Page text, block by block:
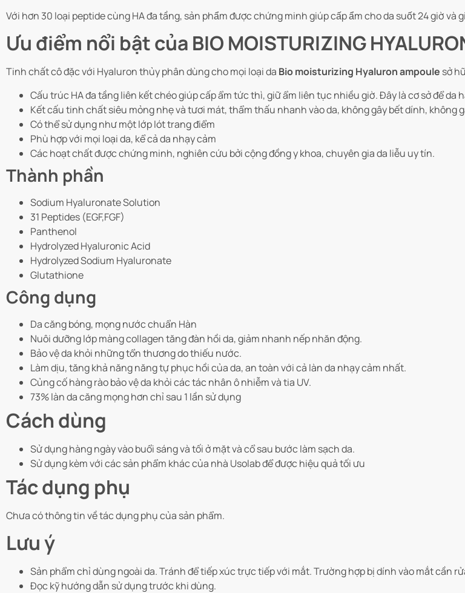
Với hơn 30 loại peptide cùng HA đa tầng, sản phẩm được chứng minh giúp cấp ẩm cho da suốt 24 giờ và
Ưu điểm nổi bật của BIO MOISTURIZING
Tinh chất cô đặc với Hyaluron thủy phân dùng cho mọi loại da Bio moisturizing Hyaluron ampoule sở
Cấu trúc HA đa tầng liên kết chéo giúp cấp ẩm tức thì, giữ ẩm liên tục nhiều giờ. Đây là cơ sở để da
Kết cấu tinh chất siêu mỏng nhẹ và tươi mát, thẩm thấu nhanh vào da, không gây bết dính, không
Có thể sử dụng như một lớp lót trang điểm
Phù hợp với mọi loại da, kể cả da nhạy cảm
Các hoạt chất được chứng minh, nghiên cứu bởi cộng đồng y khoa, chuyên gia da liễu uy tín.
Thành phần
Sodium Hyaluronate Solution
31 Peptides (EGF,FGF)
Panthenol
Hydrolyzed Hyaluronic Acid
Hydrolyzed Sodium Hyaluronate
Glutathione
Công dụng
Da căng bóng, mọng nước chuẩn Hàn
Nuôi dưỡng lớp màng collagen tăng đàn hồi da, giảm nhanh nếp nhăn động.
Bảo vệ da khỏi những tổn thương do thiếu nước.
Làm dịu, tăng khả năng năng tự phục hồi của da, an toàn với cả làn da nhạy cảm nhất.
Củng cố hàng rào bảo vệ da khỏi các tác nhân ô nhiễm và tia UV.
73% làn da căng mọng hơn chỉ sau 1 lần sử dụng
Cách dùng
Sử dụng hàng ngày vào buổi sáng và tối ở mặt và cổ sau bước làm sạch da.
Sử dụng kèm với các sản phẩm khác của nhà Usolab để được hiệu quả tối ưu
Tác dụng phụ
Chưa có thông tin về tác dụng phụ của sản phẩm.
Lưu ý
Sản phẩm chỉ dùng ngoài da. Tránh để tiếp xúc trực tiếp với mắt. Trường hợp bị dính vào mắt cần
Đọc kỹ hướng dẫn sử dụng trước khi dùng.